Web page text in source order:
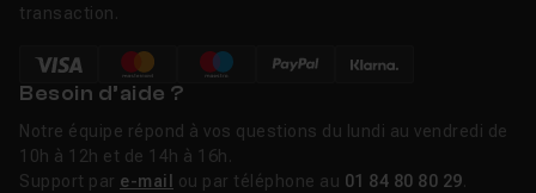
transaction.
Besoin d’aide ?
Notre équipe répond à vos questions du lundi au vendredi de
10h à 12h et de 14h à 16h.
Support par e-mail ou par téléphone au 01 84 80 80 29